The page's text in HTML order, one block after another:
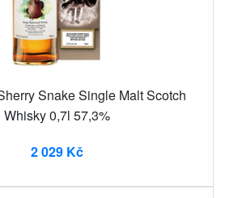
Snake Single Malt Scotch
Whisky 0,7l 57,3%
2 029 Kč